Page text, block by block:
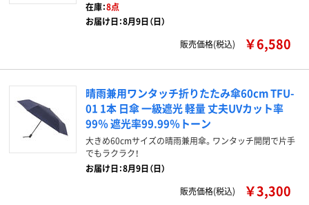
在庫：8点
お届け日：8月9日（日）
販売価格(税込)
￥6,580
晴雨兼用ワンタッチ折りたたみ傘60cm TFU-
01 1本 日傘 一級遮光 軽量 丈夫UVカット率
99％ 遮光率99.99％トーン
大きめ60cmサイズの晴雨兼用傘。ワンタッチ開閉で片手
でもラクラク！
お届け日：8月9日（日）
販売価格(税込)
￥3,300